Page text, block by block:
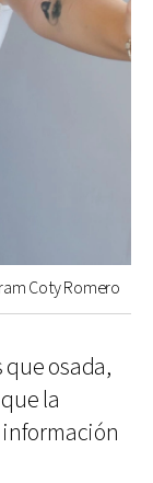
Coty Romero
osada,
la